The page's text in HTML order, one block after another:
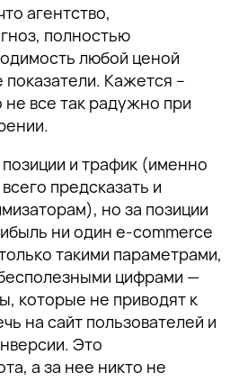
агентство,
полностью
любой ценой
Кажется –
не все так радужно при
и трафик (именно
предсказать и
но за позиции
ни один e-commerce
такими параметрами,
цифрами —
которые не приводят к
на сайт пользователей и
Это
а за нее никто не